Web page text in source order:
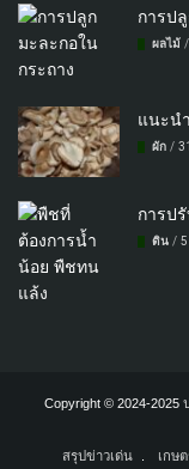
การป
ผลไม้ /
แนะน
ผัก /
การป
ดิน / 5
Copyright © 2024-2025
สรุปข่าวเด่น
เกษ